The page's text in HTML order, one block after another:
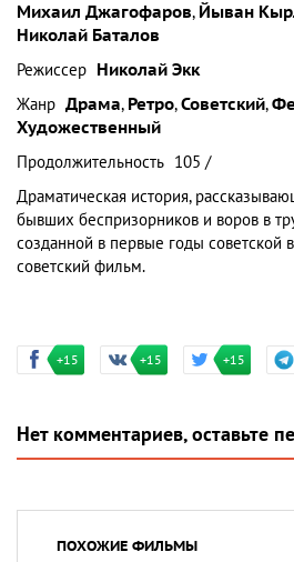
Михаил Джагофаров, Йыван
Николай Баталов
Режиссер Николай Экк
Жанр Драма, Ретро,Советский,
Художественный
Продолжительность 105 /
Драматическая история,
бывших беспризорников и воров в
созданной в первые годы советской
советский фильм.
+15 +15 +15
Нет комментариев, оставьте
ПОХОЖИЕ ФИЛЬМЫ